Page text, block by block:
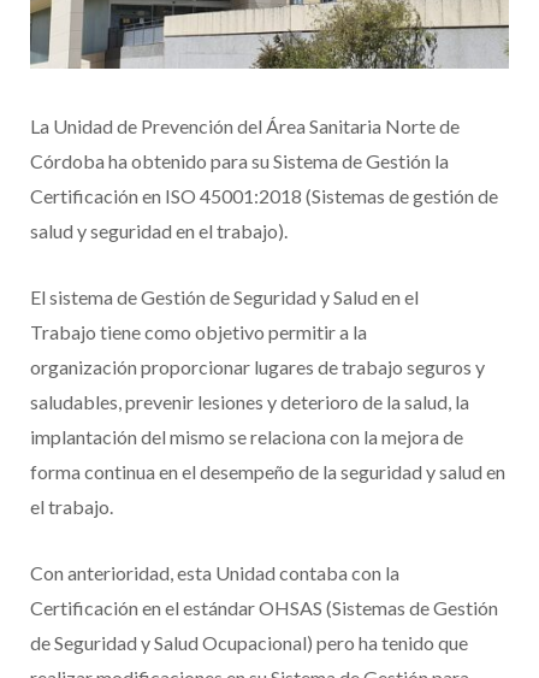
La Unidad de Prevención del Área Sanitaria Norte de
Córdoba ha obtenido para su Sistema de Gestión la
Certificación en ISO 45001:2018 (Sistemas de gestión de
salud y seguridad en el trabajo).
El sistema de Gestión de Seguridad y Salud en el
Trabajo tiene como objetivo permitir a la
organización proporcionar lugares de trabajo seguros y
saludables, prevenir lesiones y deterioro de la salud, la
implantación del mismo se relaciona con la mejora de
forma continua en el desempeño de la seguridad y salud en
el trabajo.
Con anterioridad, esta Unidad contaba con la
Certificación en el estándar OHSAS (Sistemas de Gestión
de Seguridad y Salud Ocupacional) pero ha tenido que